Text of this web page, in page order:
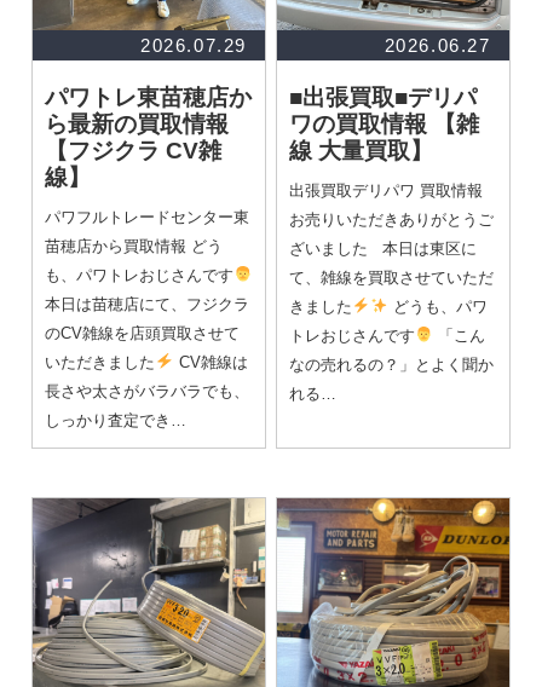
CVTケーブル(8)
(25)
同軸ケーブル(11)
エコケーブル(3)
2026.07.29
パワトレ東苗穂店か
ら最新の買取情報
【フジクラ CV雑
線】
パワフルトレードセンター東
苗穂店から買取情報 どう
も、パワトレおじさんです
本日は苗穂店にて、フジクラ
のCV雑線を店頭買取させて
いただきました
CV雑線は
長さや太さがバラバラでも、
しっかり査定でき…
2026.06.27
■出張買取■デリパ
ワの買取情報
【雑
線 大量買取】
出張買取デリパワ 買取情報
お売りいただきありがとうご
ざいました 本日は東区に
て、雑線を買取させていただ
きました
どうも、パワ
トレおじさんです
「こん
なの売れるの？」とよく聞か
れる…